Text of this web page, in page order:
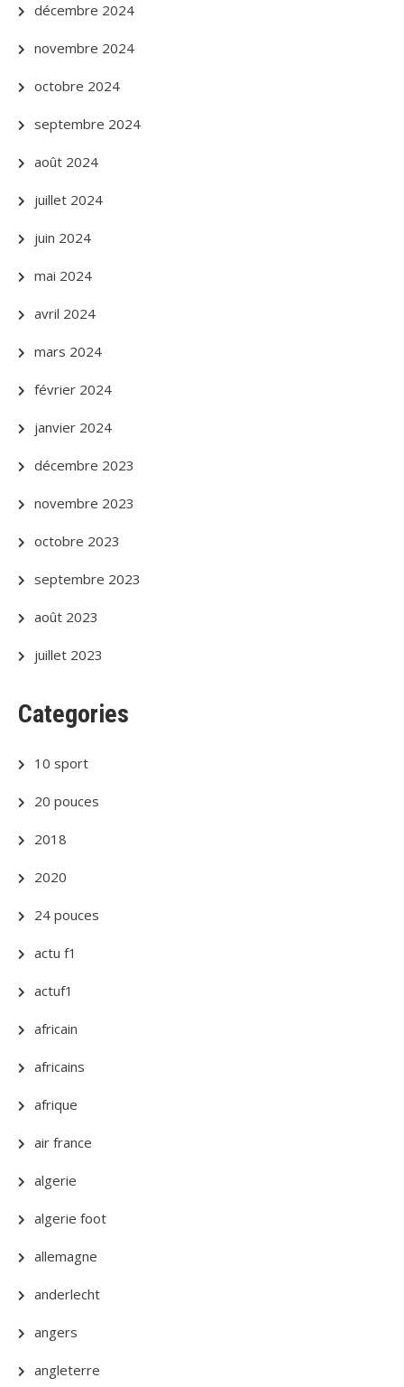
décembre 2024
novembre 2024
octobre 2024
septembre 2024
août 2024
juillet 2024
juin 2024
mai 2024
avril 2024
mars 2024
février 2024
janvier 2024
décembre 2023
novembre 2023
octobre 2023
septembre 2023
août 2023
juillet 2023
Categories
10 sport
20 pouces
2018
2020
24 pouces
actu f1
actuf1
africain
africains
afrique
air france
algerie
algerie foot
allemagne
anderlecht
angers
angleterre